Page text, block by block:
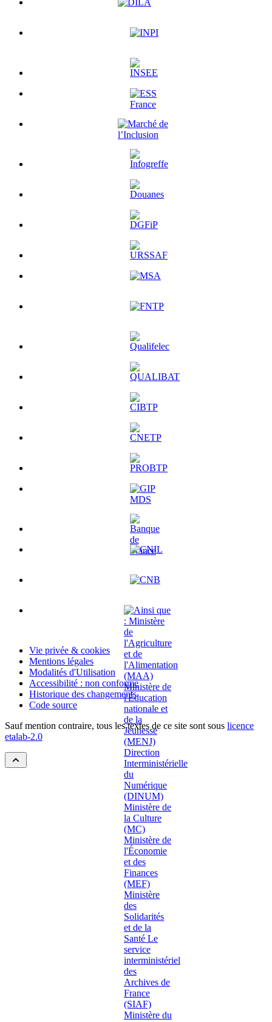
Vie privée & cookies
Mentions légales
Modalités d'Utilisation
Accessibilité : non conforme
Historique des changements
Code source
Sauf mention contraire, tous les textes de ce site sont sous licence
etalab-2.0